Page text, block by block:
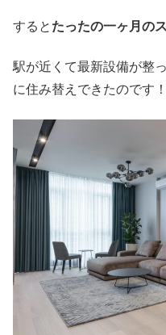
すると たったの一ヶ月の
駅が近くて最新設備が整
に住み替えできたのです！